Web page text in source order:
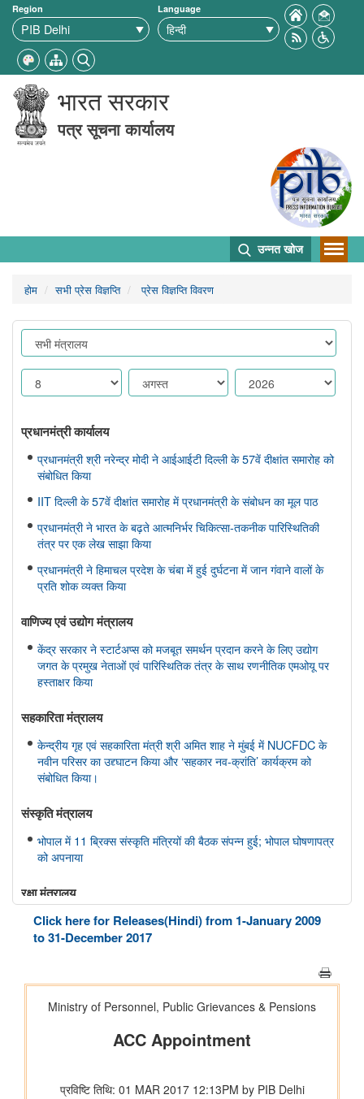
Region Language
भारत सरकार
पत्र सूचना कार्यालय
उन्नत खोज
होम सभी प्रेस विज्ञप्ति प्रेस विज्ञप्ति विवरण
प्रधानमंत्री कार्यालय
प्रधानमंत्री श्री नरेन्द्र मोदी ने आईआईटी दिल्ली के 57वें दीक्षांत समारोह को
संबोधित किया
IIT दिल्ली के 57वें दीक्षांत समारोह में प्रधानमंत्री के संबोधन का मूल पाठ
प्रधानमंत्री ने भारत के बढ़ते आत्मनिर्भर चिकित्सा-तकनीक पारिस्थितिकी
तंत्र पर एक लेख साझा किया
प्रधानमंत्री ने हिमाचल प्रदेश के चंबा में हुई दुर्घटना में जान गंवाने वालों के
प्रति शोक व्यक्त किया
वाणिज्‍य एवं उद्योग मंत्रालय
केंद्र सरकार ने स्टार्टअप्स को मजबूत समर्थन प्रदान करने के लिए उद्योग
जगत के प्रमुख नेताओं एवं पारिस्थितिक तंत्र के साथ रणनीतिक एमओयू पर
हस्ताक्षर किया
सहकारिता मंत्रालय
केन्द्रीय गृह एवं सहकारिता मंत्री श्री अमित शाह ने मुंबई में NUCFDC के
नवीन परिसर का उद्द्घाटन किया और ‘सहकार नव-क्रांति’ कार्यक्रम को
संबोधित किया।
संस्‍कृति मंत्रालय
भोपाल में 11 ब्रिक्स संस्कृति मंत्रियों की बैठक संपन्न हुई; भोपाल घोषणापत्र
को अपनाया
रक्षा मंत्रालय
भारतीय वायु सेना बैंड द्वारा स्वतंत्रता दिवस समारोह 2026 के दौरान प्रदर्शन
प्रधानमंत्री श्री नरेन्द्र मोदी ने आईआईटी दिल्ली के 57वें दीक्षांत समारोह को
संबोधित किया
इलेक्ट्रानिक्स एवं आईटी मंत्रालय
Click here for Releases(Hindi) from 1-January 2009
to 31-December 2017